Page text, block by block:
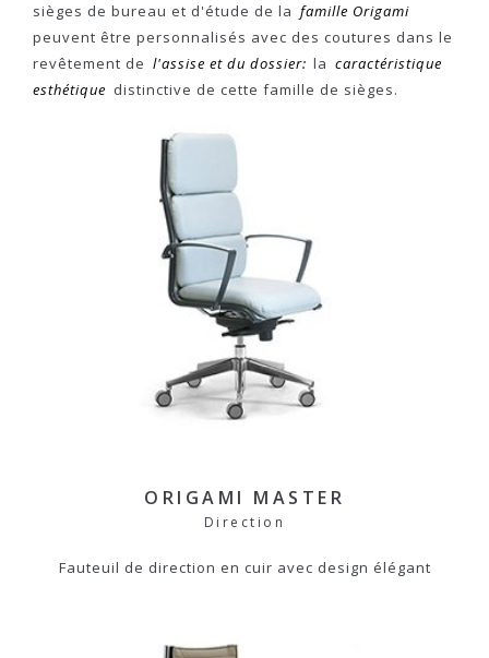
sièges de bureau et d'étude de la famille Origami
peuvent être personnalisés avec des coutures dans le
revêtement de l'assise et du dossier: la caractéristique
esthétique distinctive de cette famille de sièges.
ORIGAMI MASTER
Direction
Fauteuil de direction en cuir avec design élégant